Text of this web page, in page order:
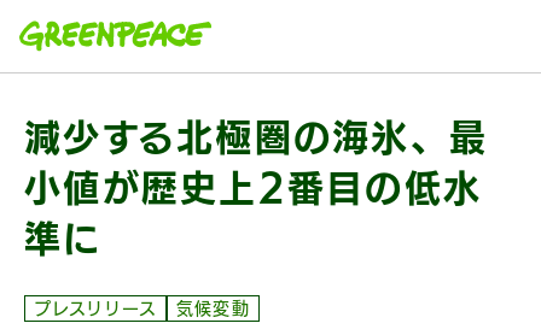
減少する北極圏の海氷、最
小値が歴史上2番目の低水
準に
プレスリリース 気候変動